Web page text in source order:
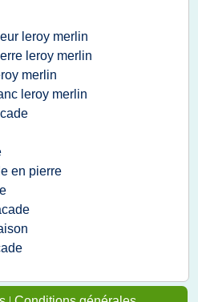
leroy merlin
leroy merlin
merlin
leroy merlin
en pierre